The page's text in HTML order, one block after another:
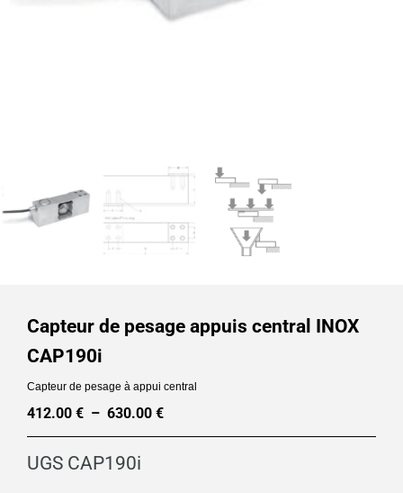
Capteur de pesage appuis central INOX
CAP190i
Capteur de pesage à appui central
412.00 € – 630.00 €
Plage
UGS CAP190i